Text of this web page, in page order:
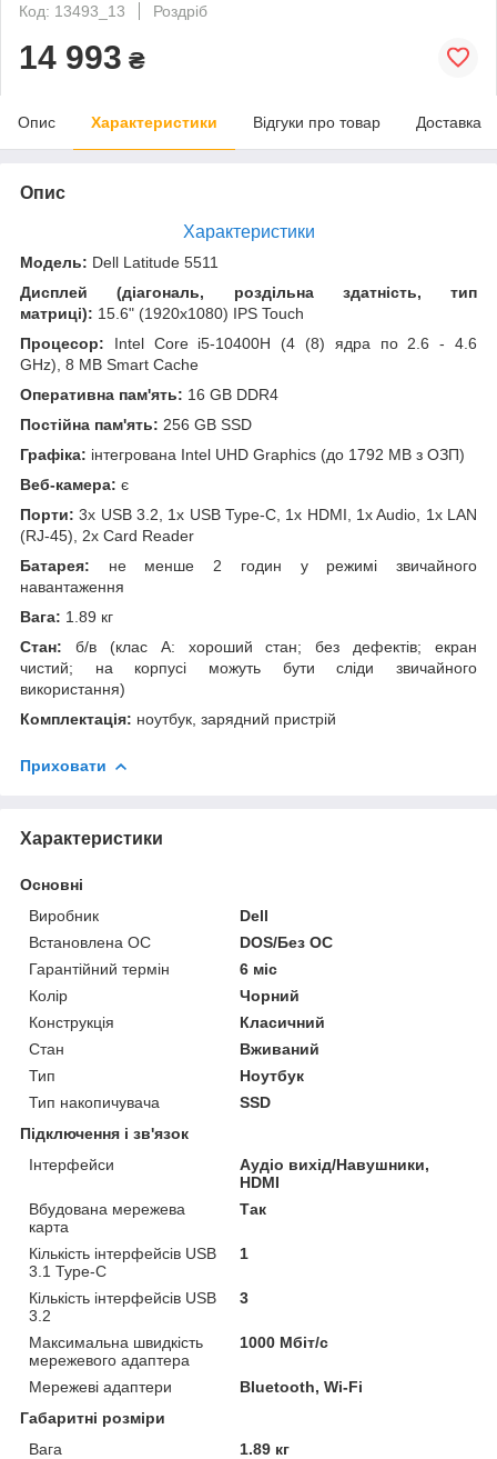
Код: 13493_13
Роздріб
14 993 ₴
Опис Характеристики Відгуки про товар Доставка
Опис
Характеристики
Модель: Dell Latitude 5511
Дисплей (діагональ, роздільна здатність, тип
матриці): 15.6" (1920x1080) IPS Touch
Процесор: Intel Core i5-10400H (4 (8) ядра по 2.6 - 4.6
GHz), 8 MB Smart Cache
Оперативна пам'ять: 16 GB DDR4
Постійна пам'ять: 256 GB SSD
Графіка: інтегрована Intel UHD Graphics (до 1792 MB з ОЗП)
Веб-камера: є
Порти: 3x USB 3.2, 1x USB Type-C, 1x HDMI, 1x Audio, 1x LAN
(RJ-45), 2x Card Reader
Батарея: не менше 2 годин у режимі звичайного
навантаження
Вага: 1.89 кг
Стан: б/в (клас А: хороший стан; без дефектів; екран
чистий; на корпусі можуть бути сліди звичайного
використання)
Комплектація: ноутбук, зарядний пристрій
Приховати
Характеристики
Основні
Виробник
Dell
Встановлена ОС
DOS/Без ОС
Гарантійний термін
6 міс
Колір
Чорний
Конструкція
Класичний
Стан
Вживаний
Тип
Ноутбук
Тип накопичувача
SSD
Підключення і зв'язок
Інтерфейси
Аудіо вихід/Навушники,
HDMI
Вбудована мережева
карта
Так
Кількість інтерфейсів USB
3.1 Type-C
1
Кількість інтерфейсів USB
3.2
3
Максимальна швидкість
мережевого адаптера
1000 Мбіт/с
Мережеві адаптери
Bluetooth, Wi-Fi
Габаритні розміри
Вага
1.89 кг